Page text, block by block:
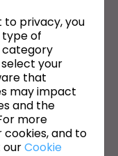
인하세요.
,Privacy Policy
to privacy, you
of
category
your
that
may impact
and the
more
and to
ourCookie